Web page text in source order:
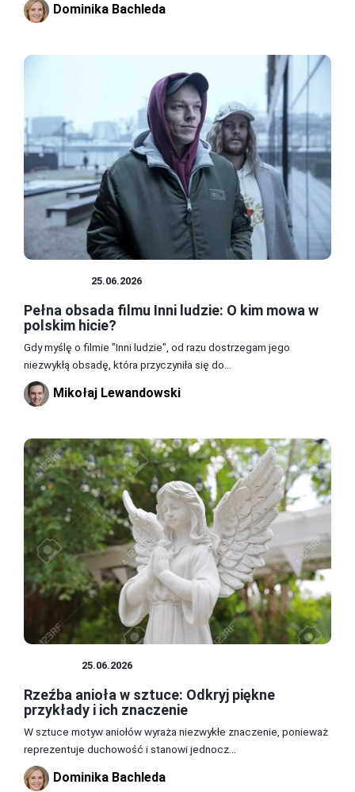
Dominika Bachleda
25.06.2026
Pełna obsada filmu Inni ludzie: O kim mowa w
polskim hicie?
Gdy myślę o filmie "Inni ludzie", od razu dostrzegam jego
niezwykłą obsadę, która przyczyniła się do...
Mikołaj Lewandowski
25.06.2026
Rzeźba anioła w sztuce: Odkryj piękne
przykłady i ich znaczenie
W sztuce motyw aniołów wyraża niezwykłe znaczenie, ponieważ
reprezentuje duchowość i stanowi jednocz...
Dominika Bachleda